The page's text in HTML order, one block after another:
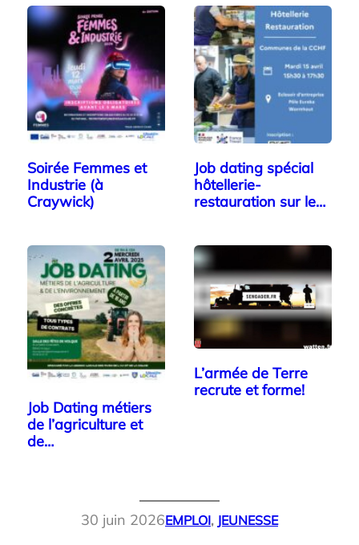
Soirée Femmes et
Industrie (à
Craywick)
Job dating spécial
hôtellerie-
restauration sur le…
Job Dating métiers
de l’agriculture et
de…
L’armée de Terre
recrute et forme!
30 juin 2026EMPLOI, JEUNESSE